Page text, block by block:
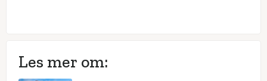
Les mer om: